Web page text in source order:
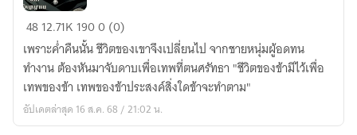
กับ
ชาย
เสีย
สติ
ใน
ยุค
โลกาวินาศ
[Fic
of
Mysteries]
ข้า
คือ
4812.71K 1900 (0)
เพราะค่ำคืนนั้น ชีวิตของเขาจึงเปลี่ยนไป จากชายหนุ่มผู้อดทน
ทำงาน ต้องหันมาจับดาบเพื่อเทพที่ตนศรัทธา "ชีวิตของข้ามีไว้เพื่อ
เทพของข้า เทพของข้าประสงค์สิ่งใดข้าจะทำตาม"
อัปเดตล่าสุด 16 ส.ค. 68 / 21:02 น.